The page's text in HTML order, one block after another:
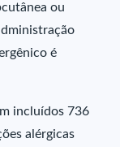
ou
é
incluídos 736
alérgicas